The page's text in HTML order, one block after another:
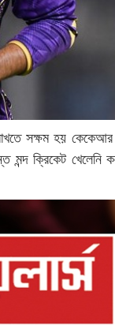
রাখতে সক্ষম হয়
মন্দ ক্রিকেট খেলেনি